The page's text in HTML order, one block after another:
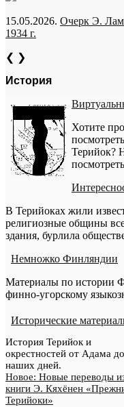
15.05.2026. Очерк Э.
1934 г.
❮ ❯
История
Хотите
Терийок?
В Терийоках жили
религиозные общины
здания, бурлила
Немножко Финляндии
Материалы по истории
финно-угорскому
Исторические
История Терийок и
окрестностей от Адама до
наших дней.
Новое: Новые переводы
книги Э. Кяхёнен
Терийоки»